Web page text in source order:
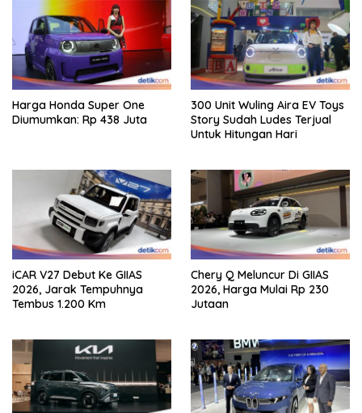
Harga Honda Super One
Diumumkan: Rp 438 Juta
300 Unit Wuling Aira EV Toys
Story Sudah Ludes Terjual
Untuk Hitungan Hari
iCAR V27 Debut Ke GIIAS
2026, Jarak Tempuhnya
Tembus 1.200 Km
Chery Q Meluncur Di GIIAS
2026, Harga Mulai Rp 230
Jutaan